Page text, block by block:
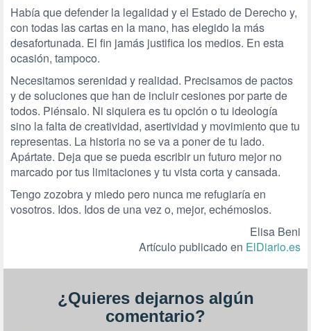
Había que defender la legalidad y el Estado de Derecho y,
con todas las cartas en la mano, has elegido la más
desafortunada. El fin jamás justifica los medios. En esta
ocasión, tampoco.
Necesitamos serenidad y realidad. Precisamos de pactos
y de soluciones que han de incluir cesiones por parte de
todos. Piénsalo. Ni siquiera es tu opción o tu ideología
sino la falta de creatividad, asertividad y movimiento que tu
representas. La historia no se va a poner de tu lado.
Apártate. Deja que se pueda escribir un futuro mejor no
marcado por tus limitaciones y tu vista corta y cansada.
Tengo zozobra y miedo pero nunca me refugiaría en
vosotros. Idos. Idos de una vez o, mejor, echémoslos.
Elisa Beni
Artículo publicado en ElDiario.es
¿Quieres dejarnos algún
comentario?